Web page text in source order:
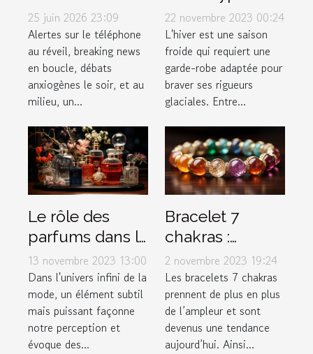
stresser ?
Enquête sur le
lien actu-santé
25 juin 2026 23:09
Alertes sur le téléphone
au réveil, breaking news
en boucle, débats
anxiogènes le soir, et au
milieu, un...
vêtements pour
affronter
efficacement
l'hiver ?
22 novembre 2023 00:24
L'hiver est une saison
froide qui requiert une
garde-robe adaptée pour
braver ses rigueurs
glaciales. Entre...
Le rôle des
parfums dans la
mode et le style
personnel
13 novembre 2023 13:00
Dans l'univers infini de la
mode, un élément subtil
mais puissant façonne
notre perception et
évoque des...
Bracelet 7
chakras :
Comment bien
l’entretenir ?
2 novembre 2023 19:24
Les bracelets 7 chakras
prennent de plus en plus
de l’ampleur et sont
devenus une tendance
aujourd’hui. Ainsi...